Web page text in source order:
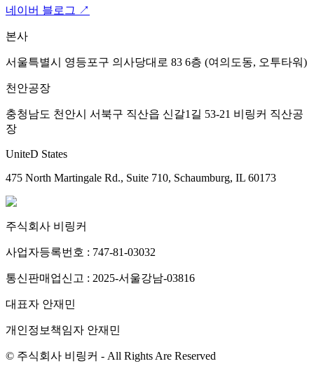
네이버 블로그 ↗
본사
서울특별시 영등포구 의사당대로 83 6층 (여의도동, 오투타워)
천안공장
충청남도 천안시 서북구 직산읍 신갈1길 53-21 비링커 직산공
장
UniteD States
475 North Martingale Rd., Suite 710, Schaumburg, IL 60173
주식회사 비링커
사업자등록번호 : 747-81-03032
통신판매업신고 : 2025-서울강남-03816
대표자 안재민
개인정보책임자 안재민
© 주식회사 비링커 - All Rights Are Reserved